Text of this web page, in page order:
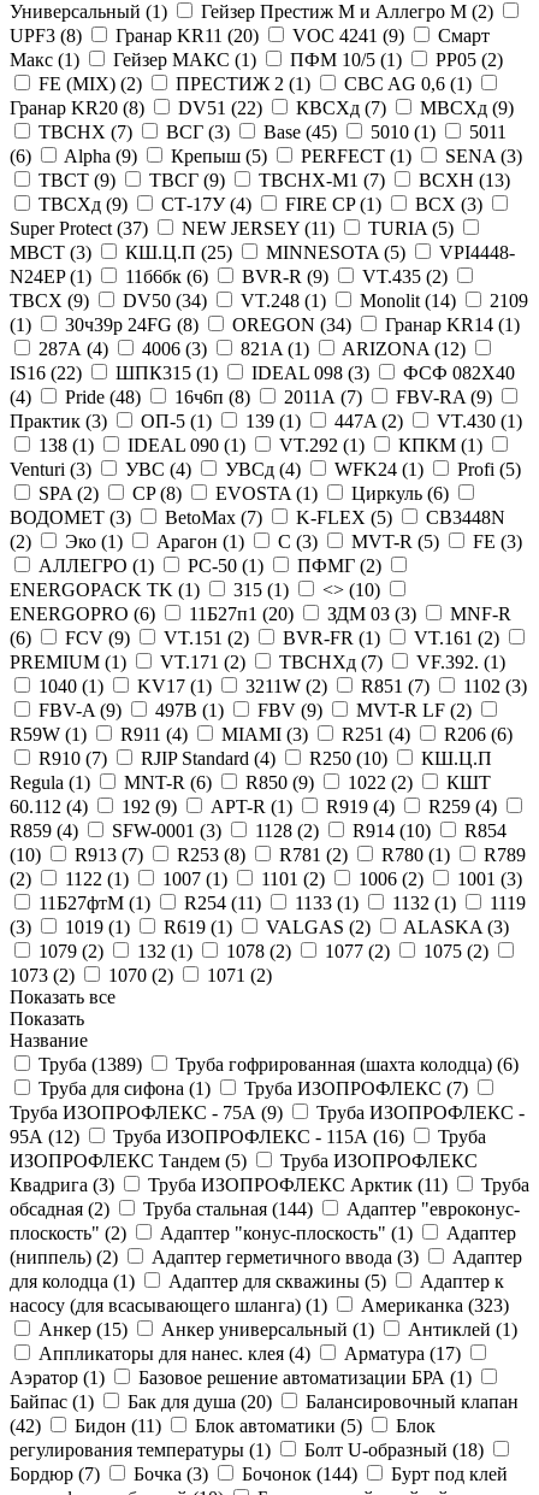
Универсальный (1) Гейзер Престиж М и Аллегро М (2)
UPF3 (8) Гранар KR11 (20) VOC 4241 (9)
Смарт
Макс (1) Гейзер МАКС (1) ПФМ 10/5 (1) PP05 (2)
FE (MIX) (2) ПРЕСТИЖ 2 (1) CBC AG 0,6 (1)
Гранар KR20 (8) DV51 (22) КВСХд (7) МВСХд (9)
ТВСНХ (7) ВСГ (3) Base (45) 5010 (1)
5011
(6) Alpha (9) Крепыш (5) PERFECT (1) SENA (3)
ТВСТ (9) ТВСГ (9) ТВСНХ-М1 (7) ВСХН (13)
ТВСХд (9) СТ-17У (4) FIRE CP (1) ВСХ (3)
Super Protect (37) NEW JERSEY (11) TURIA (5)
МВСТ (3) КШ.Ц.П (25) MINNESOTA (5)
VPI4448-
N24EP (1) 11б6бк (6) BVR-R (9) VT.435 (2)
ТВСХ (9) DV50 (34) VT.248 (1) Monolit (14)
2109
(1) 30ч39р 24FG (8) OREGON (34) Гранар KR14 (1)
287А (4) 4006 (3) 821A (1) ARIZONA (12)
IS16 (22) ШПК315 (1) IDEAL 098 (3)
ФСФ 082Х40
(4) Pride (48) 16ч6п (8) 2011А (7) FBV-RA (9)
Практик (3) ОП-5 (1) 139 (1) 447A (2) VT.430 (1)
138 (1) IDEAL 090 (1) VT.292 (1) КПКМ (1)
Venturi (3) УВС (4) УВСд (4) WFK24 (1) Profi (5)
SPA (2) CP (8) EVOSTA (1) Циркуль (6)
ВОДОМЕТ (3) BetoMax (7) K-FLEX (5)
CB3448N
(2) Эко (1) Арагон (1) С (3) MVT-R (5) FE (3)
АЛЛЕГРО (1) РС-50 (1) ПФМГ (2)
ENERGOPACK TK (1) 315 (1) <> (10)
ENERGOPRO (6) 11Б27п1 (20) ЗДМ 03 (3)
MNF-R
(6) FCV (9) VT.151 (2) BVR-FR (1) VT.161 (2)
PREMIUM (1) VT.171 (2) ТВСНХд (7) VF.392. (1)
1040 (1) KV17 (1) 3211W (2) R851 (7) 1102 (3)
FBV-A (9) 497В (1) FBV (9) MVT-R LF (2)
R59W (1) R911 (4) MIAMI (3) R251 (4) R206 (6)
R910 (7) RJIP Standard (4) R250 (10)
КШ.Ц.П
Regula (1) MNT-R (6) R850 (9) 1022 (2)
КШТ
60.112 (4) 192 (9) APT-R (1) R919 (4) R259 (4)
R859 (4) SFW-0001 (3) 1128 (2) R914 (10)
R854
(10) R913 (7) R253 (8) R781 (2) R780 (1)
R789
(2) 1122 (1) 1007 (1) 1101 (2) 1006 (2) 1001 (3)
11Б27фтМ (1) R254 (11) 1133 (1) 1132 (1)
1119
(3) 1019 (1) R619 (1) VALGAS (2) ALASKA (3)
1079 (2) 132 (1) 1078 (2) 1077 (2) 1075 (2)
1073 (2) 1070 (2) 1071 (2)
Показать все
Показать
Название
Труба (1389) Труба гофрированная (шахта колодца) (6)
Труба для сифона (1) Труба ИЗОПРОФЛЕКС (7)
Труба ИЗОПРОФЛЕКС - 75А (9)
Труба ИЗОПРОФЛЕКС -
95А (12) Труба ИЗОПРОФЛЕКС - 115А (16)
Труба
ИЗОПРОФЛЕКС Тандем (5)
Труба ИЗОПРОФЛЕКС
Квадрига (3) Труба ИЗОПРОФЛЕКС Арктик (11)
Труба
обсадная (2) Труба стальная (144)
Адаптер "евроконус-
плоскость" (2) Адаптер "конус-плоскость" (1)
Адаптер
(ниппель) (2) Адаптер герметичного ввода (3)
Адаптер
для колодца (1) Адаптер для скважины (5)
Адаптер к
насосу (для всасывающего шланга) (1) Американка (323)
Анкер (15) Анкер универсальный (1) Антиклей (1)
Аппликаторы для нанес. клея (4) Арматура (17)
Аэратор (1) Базовое решение автоматизации БРА (1)
Байпас (1) Бак для душа (20)
Балансировочный клапан
(42) Бидон (11) Блок автоматики (5)
Блок
регулирования температуры (1) Болт U-образный (18)
Бордюр (7) Бочка (3) Бочонок (144)
Бурт под клей